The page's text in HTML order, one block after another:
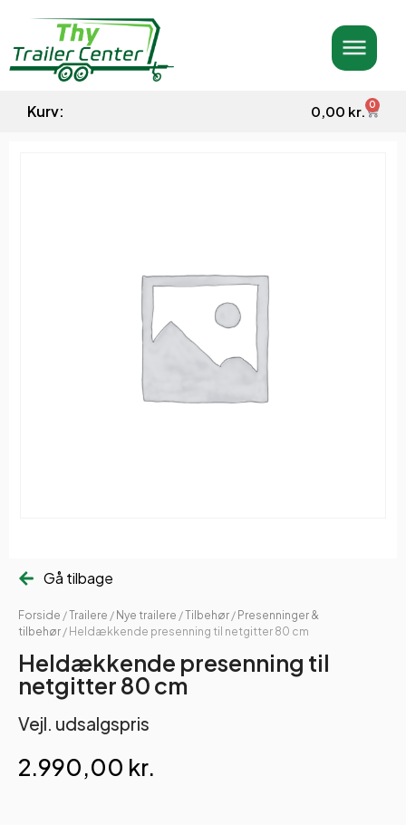
Kurv: 0,00 kr. 0
Gå tilbage
Forside /Trailere / Nye trailere /Tilbehør / Presenninger &
tilbehør / Heldækkende presenning til netgitter 80 cm
Heldækkende presenning til
netgitter 80 cm
Vejl. udsalgspris
2.990,00 kr.